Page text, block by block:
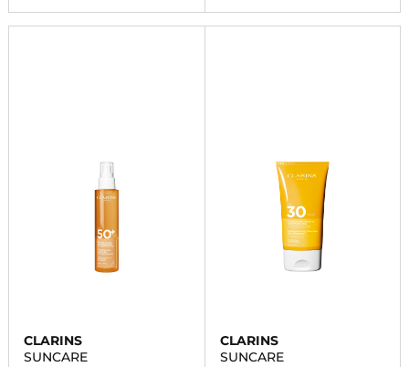
CLARINS
SUNCARE
CLARINS
SUNCARE